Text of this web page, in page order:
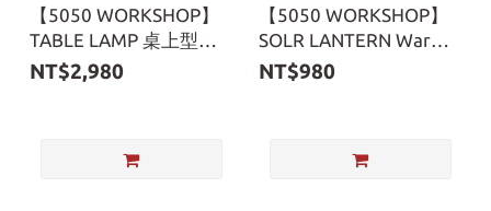
【5050 WORKSHOP】
TABLE LAMP 桌上型露
營燈 附收納殼
NT$2,980
【5050 WORKSHOP】
SOLR LANTERN Warm
White LED Series 露營
NT$980